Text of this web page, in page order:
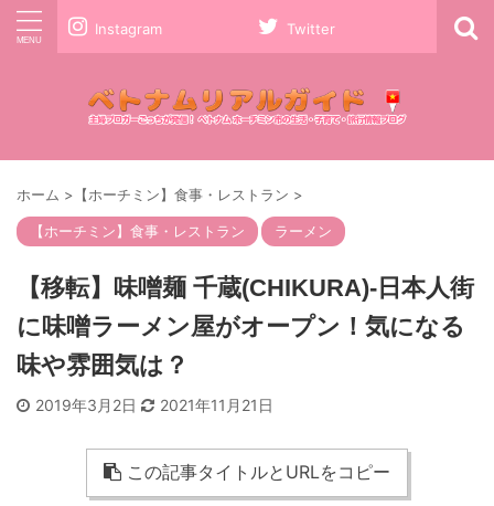
Instagram Twitter
ホーム > 【ホーチミン】食事・レストラン >
【ホーチミン】食事・レストラン ラーメン
【移転】味噌麺 千蔵(CHIKURA)-日本人街
に味噌ラーメン屋がオープン！気になる
味や雰囲気は？
2019年3月2日 2021年11月21日
この記事タイトルとURLをコピー